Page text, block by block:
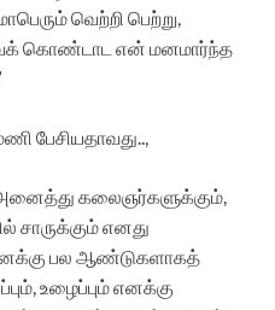
வெற்றி பெற்று,
கொண்டாட என் மனமார்ந்த
பேசியதாவது..,
கலைஞர்களுக்கும்,
சாருக்கும் எனது
பல ஆண்டுகளாகத்
உழைப்பும் எனக்கு